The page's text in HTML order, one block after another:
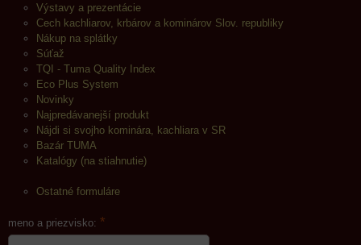
Výstavy a prezentácie
Cech kachliarov, krbárov a kominárov Slov. republiky
Nákup na splátky
Súťaž
TQI - Tuma Quality Index
Eco Plus System
Novinky
Najpredávanejší produkt
Nájdi si svojho kominára, kachliara v SR
Bazár TUMA
Katalógy (na stiahnutie)
Ostatné formuláre
meno a priezvisko: *